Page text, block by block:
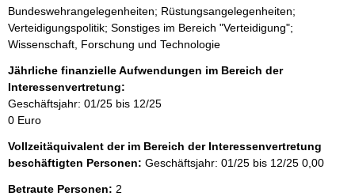
Bundeswehrangelegenheiten; Rüstungsangelegenheiten;
Verteidigungspolitik; Sonstiges im Bereich "Verteidigung";
Wissenschaft, Forschung und Technologie
Jährliche finanzielle Aufwendungen im Bereich der
Interessenvertretung:
Geschäftsjahr: 01/25 bis 12/25
0 Euro
Vollzeitäquivalent der im Bereich der Interessenvertretung
beschäftigten Personen: Geschäftsjahr: 01/25 bis 12/25 0,00
Betraute Personen: 2